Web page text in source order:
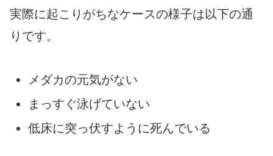
実際に起こりがちなケースの様子は以下の通
りです。
メダカの元気がない
まっすぐ泳げていない
低床に突っ伏すように死んでいる